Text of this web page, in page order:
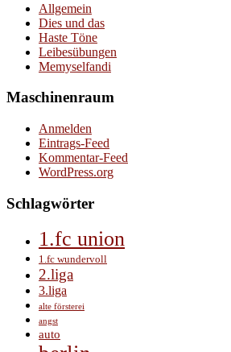
Allgemein
Dies und das
Haste Töne
Leibesübungen
Memyselfandi
Maschinenraum
Anmelden
Eintrags-Feed
Kommentar-Feed
WordPress.org
Schlagwörter
1.fc union
1.fc wundervoll
2.liga
3.liga
alte försterei
angst
auto